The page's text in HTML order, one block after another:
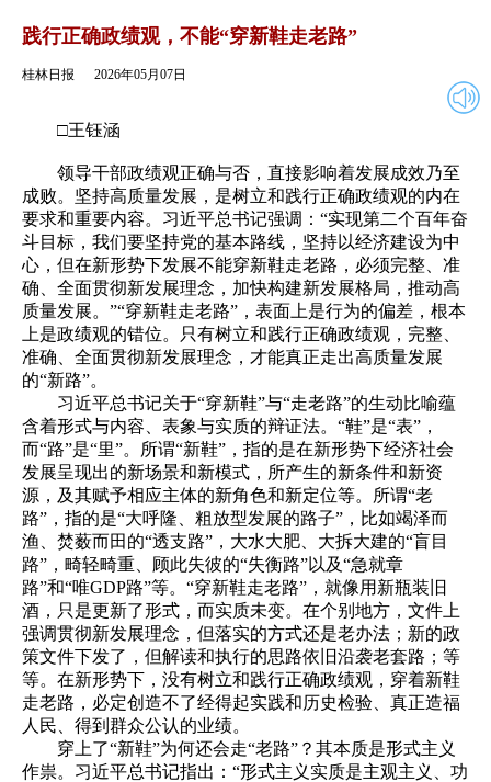
2026年05月07日
践行正确政绩观，不能“穿新鞋走老路”
桂林日报 2026年05月07日
□王钰涵
领导干部政绩观正确与否，直接影响着发展成效乃至
成败。坚持高质量发展，是树立和践行正确政绩观的内在
要求和重要内容。习近平总书记强调：“实现第二个百年奋
斗目标，我们要坚持党的基本路线，坚持以经济建设为中
心，但在新形势下发展不能穿新鞋走老路，必须完整、准
确、全面贯彻新发展理念，加快构建新发展格局，推动高
质量发展。”“穿新鞋走老路”，表面上是行为的偏差，根本
上是政绩观的错位。只有树立和践行正确政绩观，完整、
准确、全面贯彻新发展理念，才能真正走出高质量发展
的“新路”。
习近平总书记关于“穿新鞋”与“走老路”的生动比喻蕴
含着形式与内容、表象与实质的辩证法。“鞋”是“表”，
而“路”是“里”。所谓“新鞋”，指的是在新形势下经济社会
发展呈现出的新场景和新模式，所产生的新条件和新资
源，及其赋予相应主体的新角色和新定位等。所谓“老
路”，指的是“大呼隆、粗放型发展的路子”，比如竭泽而
渔、焚薮而田的“透支路”，大水大肥、大拆大建的“盲目
路”，畸轻畸重、顾此失彼的“失衡路”以及“急就章
路”和“唯GDP路”等。“穿新鞋走老路”，就像用新瓶装旧
酒，只是更新了形式，而实质未变。在个别地方，文件上
强调贯彻新发展理念，但落实的方式还是老办法；新的政
策文件下发了，但解读和执行的思路依旧沿袭老套路；等
等。在新形势下，没有树立和践行正确政绩观，穿着新鞋
走老路，必定创造不了经得起实践和历史检验、真正造福
人民、得到群众公认的业绩。
穿上了“新鞋”为何还会走“老路”？其本质是形式主义
作祟。习近平总书记指出：“形式主义实质是主观主义、功